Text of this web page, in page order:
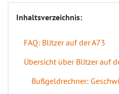
Inhaltsverzeichnis:
FAQ: Blitzer auf der A73
Übersicht über Blitzer auf
Bußgeldrechner: